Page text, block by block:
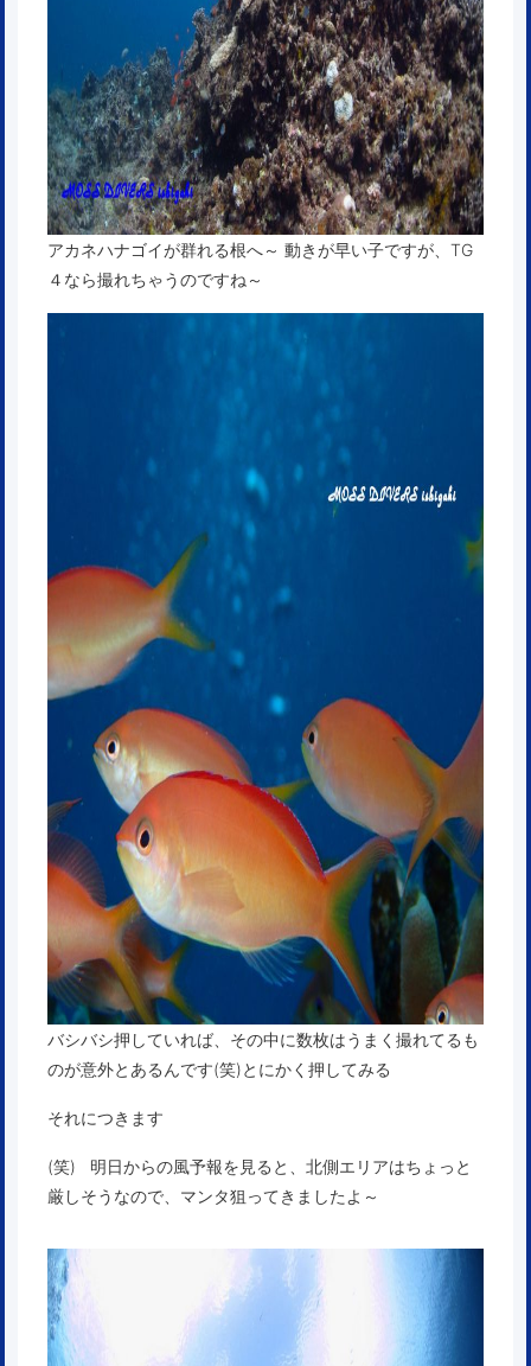
アカネハナゴイが群れる根へ～ 動きが早い子ですが、TG
４なら撮れちゃうのですね～
バシバシ押していれば、その中に数枚はうまく撮れてるも
のが意外とあるんです(笑)とにかく押してみる
それにつきます
(笑) 明日からの風予報を見ると、北側エリアはちょっと
厳しそうなので、マンタ狙ってきましたよ～